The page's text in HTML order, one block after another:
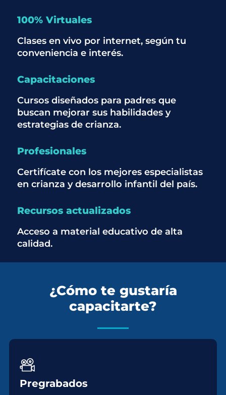
100% Virtuales
Clases en vivo por internet, según tu
conveniencia e interés.
Capacitaciones
Cursos diseñados para padres que
buscan mejorar sus habilidades y
estrategias de crianza.
Profesionales
Certifícate con los mejores especialistas
en crianza y desarrollo infantil del país.
Recursos actualizados
Acceso a material educativo de alta
calidad.
¿Cómo te gustaría
capacitarte?
Pregrabados